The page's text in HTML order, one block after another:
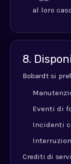
al loro
8.
Bobardt si
Eventi di
Incidenti
Crediti di